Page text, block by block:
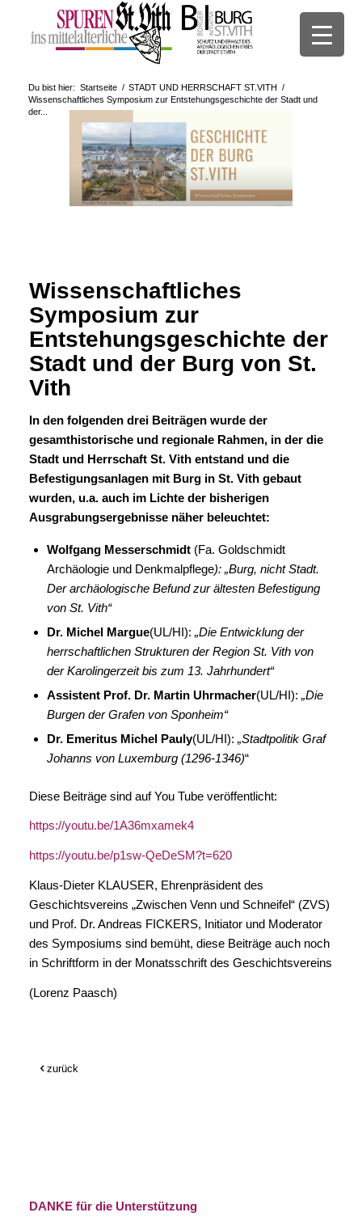
Du bist hier: Startseite / STADT UND HERRSCHAFT ST.VITH /
Wissenschaftliches Symposium zur Entstehungsgeschichte der Stadt und
der...
Wissenschaftliches
Symposium zur
Entstehungsgeschichte der
Stadt und der Burg von St.
Vith
In den folgenden drei Beiträgen wurde der
gesamthistorische und regionale Rahmen, in der die
Stadt und Herrschaft St. Vith entstand und die
Befestigungsanlagen mit Burg in St. Vith gebaut
wurden, u.a. auch im Lichte der bisherigen
Ausgrabungsergebnisse näher beleuchtet:
Wolfgang Messerschmidt (Fa. Goldschmidt
Archäologie und Denkmalpflege): „Burg, nicht Stadt.
Der archäologische Befund zur ältesten Befestigung
von St. Vith“
Dr. Michel Margue(UL/HI): „Die Entwicklung der
herrschaftlichen Strukturen der Region St. Vith von
der Karolingerzeit bis zum 13. Jahrhundert“
Assistent Prof. Dr. Martin Uhrmacher(UL/HI): „Die
Burgen der Grafen von Sponheim“
Dr. Emeritus Michel Pauly(UL/HI): „Stadtpolitik Graf
Johanns von Luxemburg (1296-1346)“
Diese Beiträge sind auf You Tube veröffentlicht:
https://youtu.be/1A36mxamek4
https://youtu.be/p1sw-QeDeSM?t=620
Klaus-Dieter KLAUSER, Ehrenpräsident des
Geschichtsvereins „Zwischen Venn und Schneifel“ (ZVS)
und Prof. Dr. Andreas FICKERS, Initiator und Moderator
des Symposiums sind bemüht, diese Beiträge auch noch
in Schriftform in der Monatsschrift des Geschichtsvereins
(Lorenz Paasch)
zurück
DANKE für die Unterstützung